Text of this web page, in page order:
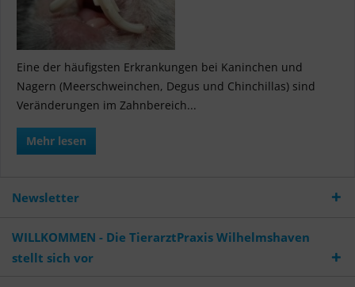
Eine der häufigsten Erkrankungen bei Kaninchen und
Nagern (Meerschweinchen, Degus und Chinchillas) sind
Veränderungen im Zahnbereich...
Mehr lesen
Newsletter
WILLKOMMEN - Die TierarztPraxis Wilhelmshaven
stellt sich vor